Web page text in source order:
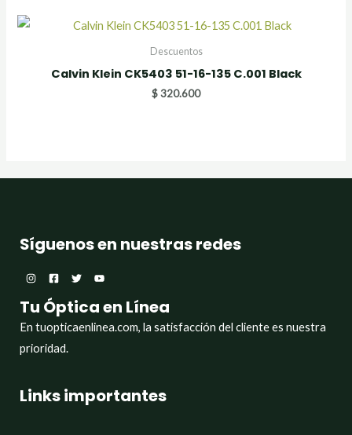
Descuentos
Calvin Klein CK5403 51-16-135 C.001 Black
$320.600
Síguenos en nuestras redes
Tu Óptica en Línea
En tuopticaenlinea.com, la satisfacción del cliente es nuestra
prioridad.
Links importantes